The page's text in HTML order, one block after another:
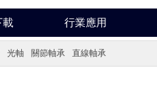
載 行業應用
光軸 關節軸承 直線軸承